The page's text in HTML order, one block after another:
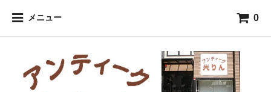
メニュー 0